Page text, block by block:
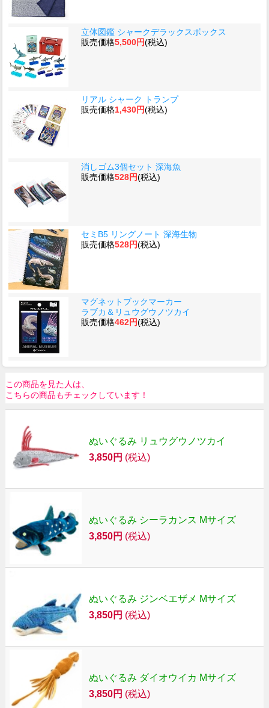
立体図鑑 シャークデラックスボックス
販売価格5,500円(税込)
リアル シャーク トランプ
販売価格1,430円(税込)
消しゴム3個セット 深海魚
販売価格528円(税込)
セミB5 リングノート 深海生物
販売価格528円(税込)
マグネットブックマーカー
ラブカ＆リュウグウノツカイ
販売価格462円(税込)
この商品を見た人は、
こちらの商品もチェックしています！
ぬいぐるみ リュウグウノツカイ
3,850円 (税込)
ぬいぐるみ シーラカンス Mサイズ
3,850円 (税込)
ぬいぐるみ ジンベエザメ Mサイズ
3,850円 (税込)
ぬいぐるみ ダイオウイカ Mサイズ
3,850円 (税込)